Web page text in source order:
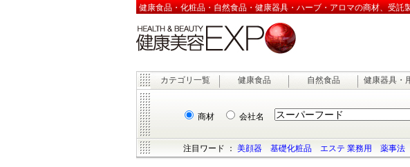
健康食品・化粧品・自然食品・健康器具・ハーブ・アロマの商材、受
カテゴリ一覧 健康食品 自然食品 健康器具・
商材 会社名
注目ワード ：美顔器 基礎化粧品 エステ 業務用 薬事法